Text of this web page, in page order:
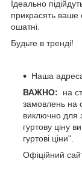
Ідеально
прикрасять ваше
ошатні.
Будьте в тренді!
Наша
ВАЖНО:
на
замовлень на
виключно для
гуртову ціну
гуртові ціни".
Офіційний